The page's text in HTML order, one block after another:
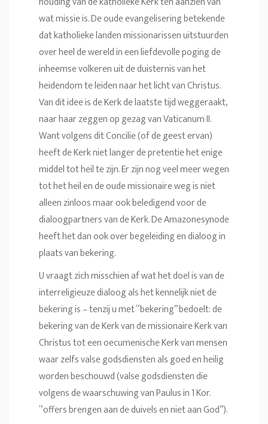
wat missie is. De oude evangelisering betekende
dat katholieke landen missionarissen uitstuurden
over heel de wereld in een liefdevolle poging de
inheemse volkeren uit de duisternis van het
heidendom te leiden naar het licht van Christus.
Van dit idee is de Kerk de laatste tijd weggeraakt,
naar haar zeggen op gezag van Vaticanum II.
Want volgens dit Concilie (of de geest ervan)
heeft de Kerk niet langer de pretentie het enige
middel tot heil te zijn. Er zijn nog veel meer wegen
tot het heil en de oude missionaire weg is niet
alleen zinloos maar ook beledigend voor de
dialoogpartners van de Kerk. De Amazonesynode
heeft het dan ook over begeleiding en dialoog in
plaats van bekering.
U vraagt zich misschien af wat het doel is van de
interreligieuze dialoog als het kennelijk niet de
bekering is – tenzij u met “bekering” bedoelt: de
bekering van de Kerk van de missionaire Kerk van
Christus tot een oecumenische Kerk van mensen
waar zelfs valse godsdiensten als goed en heilig
worden beschouwd (valse godsdiensten die
volgens de waarschuwing van Paulus in 1 Kor.
“offers brengen aan de duivels en niet aan God”).